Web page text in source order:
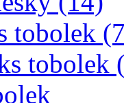
tobolek
tobolek